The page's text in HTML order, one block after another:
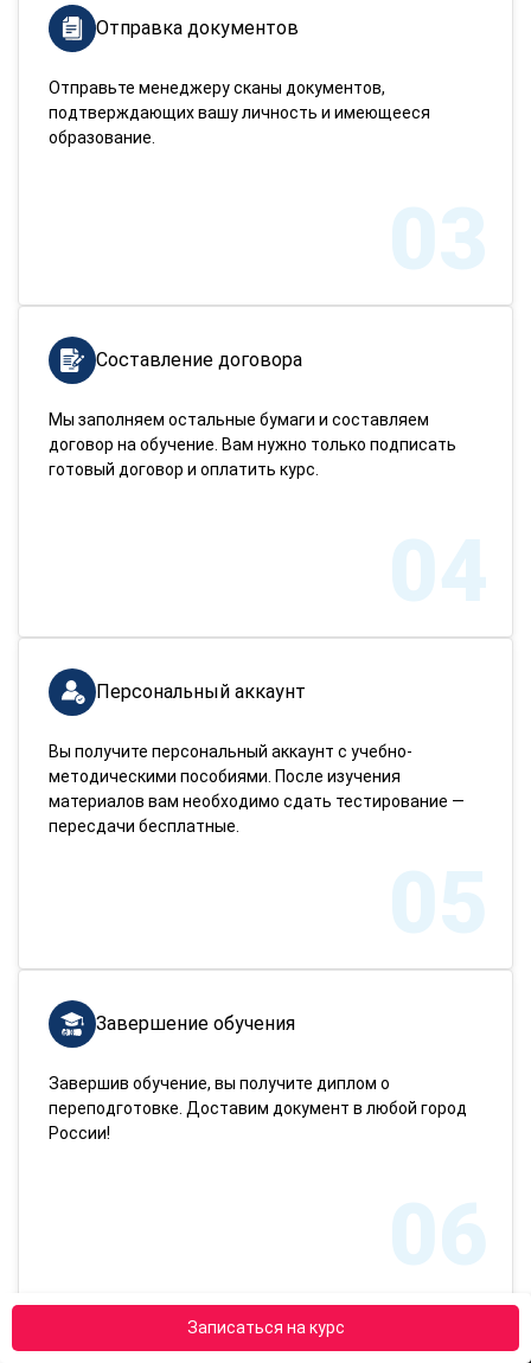
Записаться на курс
Отправка документов
Отправьте менеджеру сканы документов,
подтверждающих вашу личность и имеющееся
образование.
03
Составление договора
Мы заполняем остальные бумаги и составляем
договор на обучение. Вам нужно только подписать
готовый договор и оплатить курс.
04
Персональный аккаунт
Вы получите персональный аккаунт с учебно-
методическими пособиями. После изучения
материалов вам необходимо сдать тестирование —
пересдачи бесплатные.
05
Завершение обучения
Завершив обучение, вы получите диплом о
переподготовке. Доставим документ в любой город
России!
06